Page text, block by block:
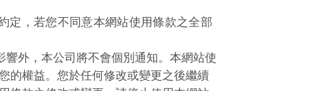
定，若您不同意本網站使用條款之全部
外，本公司將不會個別通知。本網站使
的權益。您於任何修改或變更之後繼續